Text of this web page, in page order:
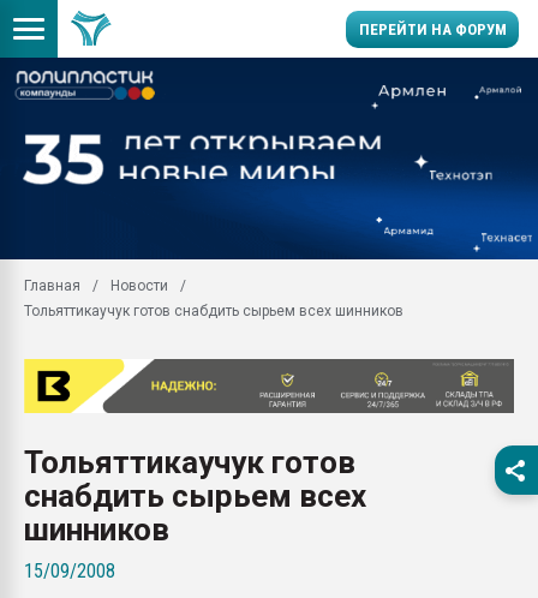
ПЕРЕЙТИ НА ФОРУМ
Вакуум-формовочные
28.07.2026
Всё, что касается
бутылок
Материал
вакуумного
Главная
Новости
Тольяттикаучук готов снабдить сырьем всех шинников
Тольяттикаучук готов
снабдить сырьем всех
шинников
15/09/2008